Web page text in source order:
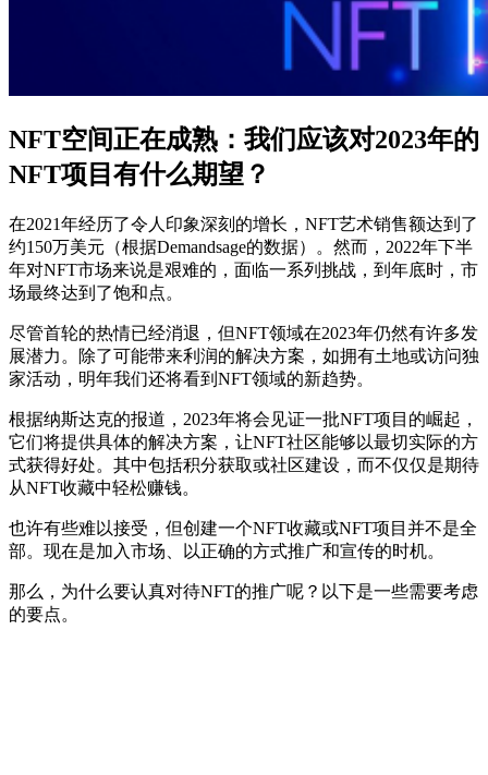
NFT空间正在成熟：我们应该对2023年的
NFT项目有什么期望？
在2021年经历了令人印象深刻的增长，NFT艺术销售额达到了
约150万美元（根据Demandsage的数据）。然而，2022年下半
年对NFT市场来说是艰难的，面临一系列挑战，到年底时，市
场最终达到了饱和点。
尽管首轮的热情已经消退，但NFT领域在2023年仍然有许多发
展潜力。除了可能带来利润的解决方案，如拥有土地或访问独
家活动，明年我们还将看到NFT领域的新趋势。
根据纳斯达克的报道，2023年将会见证一批NFT项目的崛起，
它们将提供具体的解决方案，让NFT社区能够以最切实际的方
式获得好处。其中包括积分获取或社区建设，而不仅仅是期待
从NFT收藏中轻松赚钱。
也许有些难以接受，但创建一个NFT收藏或NFT项目并不是全
部。现在是加入市场、以正确的方式推广和宣传的时机。
那么，为什么要认真对待NFT的推广呢？以下是一些需要考虑
的要点。